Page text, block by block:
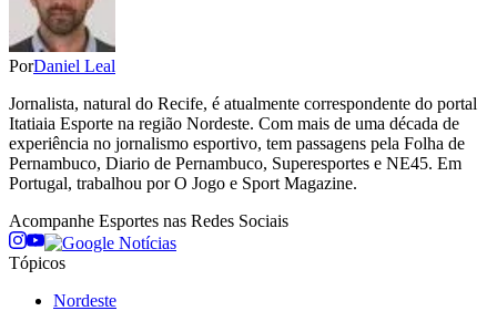
PorDaniel Leal
Jornalista, natural do Recife, é atualmente correspondente do portal
Itatiaia Esporte na região Nordeste. Com mais de uma década de
experiência no jornalismo esportivo, tem passagens pela Folha de
Pernambuco, Diario de Pernambuco, Superesportes e NE45. Em
Portugal, trabalhou por O Jogo e Sport Magazine.
Acompanhe Esportes nas Redes Sociais
Tópicos
Nordeste